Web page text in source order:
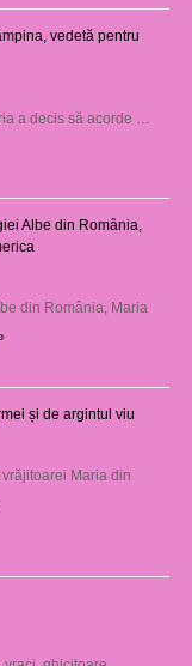
vedetă pentru
a decis să acorde …
Albe din România,
din România, Maria
și de argintul viu
Maria din